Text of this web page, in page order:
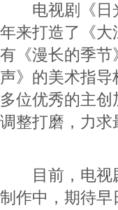
电视剧《日光
年来打造了《
有《漫长的季
声》的美术指
多位优秀的主
调整打磨，力求
目前，电视剧
制作中，期待早